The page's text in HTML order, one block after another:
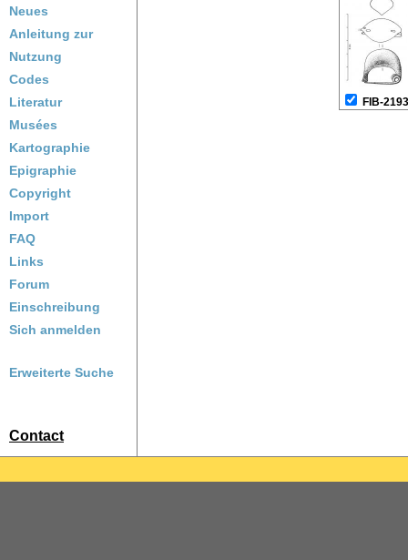
Neues
Anleitung zur
Nutzung
Codes
Literatur
Musées
Kartographie
Epigraphie
Copyright
Import
FAQ
Links
Forum
Einschreibung
Sich anmelden
Erweiterte Suche
Contact
FIB-2193